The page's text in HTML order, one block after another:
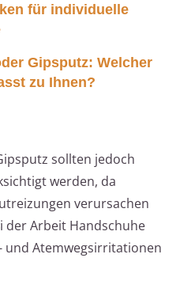
für individuelle
Gipsputz: Welcher
zu Ihnen?
sollten jedoch
werden, da
verursachen
der Arbeit Handschuhe
und Atemwegsirritationen